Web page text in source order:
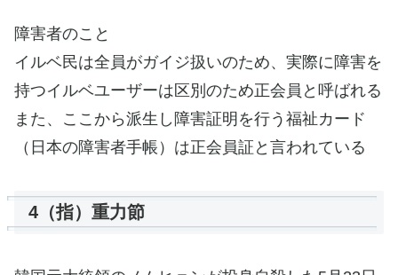
障害者のこと
イルベ民は全員がガイジ扱いのため、実際に障害を
持つイルベユーザーは区別のため正会員と呼ばれる
また、ここから派生し障害証明を行う福祉カード
（日本の障害者手帳）は正会員証と言われている
4（指）重力節